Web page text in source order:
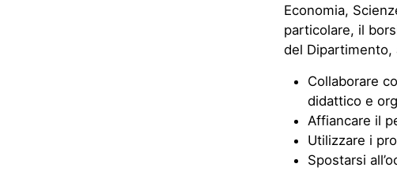
Economia,
particolare, il
del Dipartimento,
Collaborare
didattico e
Affiancare il
Utilizzare i
Spostarsi